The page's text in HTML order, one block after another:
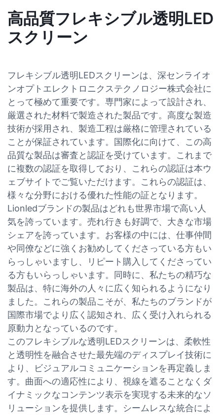
高品質フレキシブル透明LED
スクリーン
フレキシブル透明LEDスクリーンは、深センライオ
ンオプトエレクトロニクステクノロジー株式会社に
とって極めて重要です。専門家によって設計され、
厳選された材料で製造された製品です。高度な製造
技術が採用され、製造工程は厳格に管理されている
ことが保証されています。国際化に向けて、この高
品質な製品は審査と認証を受けています。これまで
に複数の認証を取得しており、これらの認証は本ウ
ェブサイトでご覧いただけます。これらの認証は、
様々な分野における優れた性能の証となります。
Lionledブランドの製品はどれも世界市場で高い人
気を誇っています。売れ行きも好調で、大きな市場
シェアを誇っています。お客様の中には、仕事仲間
や同僚などに強くお勧めしてくださっている方もい
らっしゃいますし、リピート購入してくださってい
る方もいらっしゃいます。同時に、私たちの精巧な
製品は、特に海外の人々に広く知られるようになり
ました。これらの製品こそが、私たちのブランドが
国際市場でより広く認知され、広く受け入れられる
原動力となっているのです。
このフレキシブルな透明LEDスクリーンは、柔軟性
と透明性を融合させた最先端のディスプレイ技術に
より、ビジュアルコミュニケーションを再定義しま
す。曲面への適応性により、視線を遮ることなくダ
イナミックなコンテンツ表示を実現する未来的なソ
リューションを提供します。シームレスな統合によ